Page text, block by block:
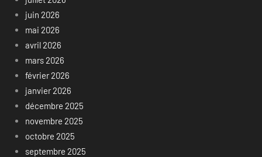
juin 2026
mai 2026
avril 2026
mars 2026
février 2026
janvier 2026
décembre 2025
novembre 2025
octobre 2025
septembre 2025